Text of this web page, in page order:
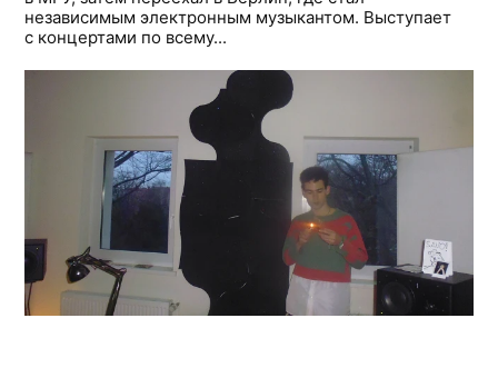
независимым электронным музыкантом. Выступает
с концертами по всему...